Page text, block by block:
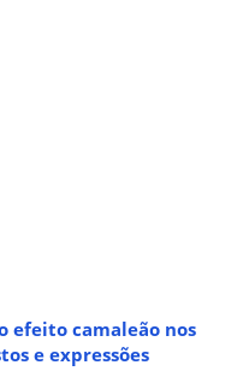
efeito camaleão nos
e expressões